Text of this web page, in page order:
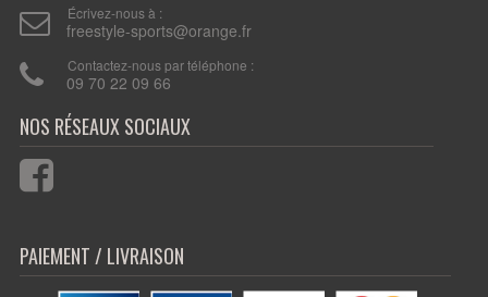
Écrivez-nous à :
freestyle-sports@orange.fr
Contactez-nous par téléphone :
09 70 22 09 66
PAIEMENT / LIVRAISON